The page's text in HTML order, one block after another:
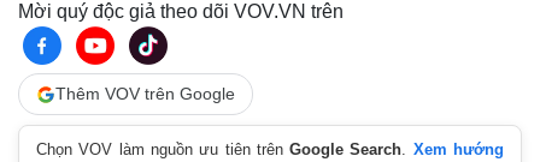
Mời quý độc giả theo dõi VOV.VN trên
Thêm VOV trên Google
Chọn VOV làm nguồn ưu tiên trênGoogle Search. Xem hướng